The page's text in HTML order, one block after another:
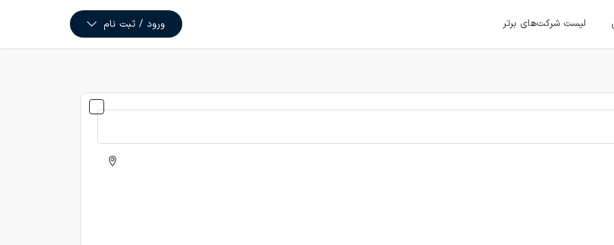
لیست شرکت‌های برتر ورود / ثبت نام